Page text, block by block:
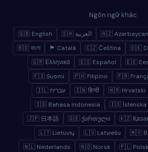
Ngôn ngữ khác
🇬🇧 English 🇸🇦 العربية 🇦🇿
🇧🇩 বাংলা
🏴 Català 🇨🇿 Čeština 🇩🇰
🇬🇷 Ελληνικά
🇪🇸 Español 🇪🇪
🇫🇮 Suomi
🇵🇭 Filipino 🇫🇷
🇮🇱 עברית
🇮🇳 हिन्दी 🇭🇷 Hrvatski
🇮🇩 Bahasa Indonesia
🇮🇸 Íslenska
🇯🇵 日本語
🇬🇪 ქართული 🇰🇿
🇱🇹 Lietuvių
🇱🇻 Latviešu
🇲🇾
🇳🇱 Nederlands
🇳🇴 Norsk 🇵🇱